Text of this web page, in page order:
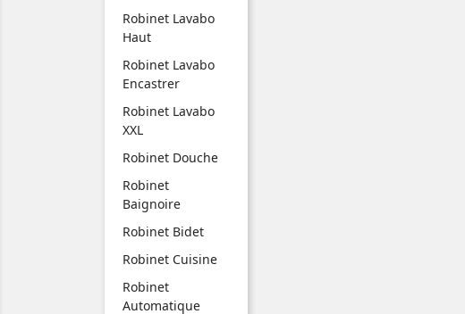
Robinet Lavabo
Haut
Robinet Lavabo
Encastrer
Robinet Lavabo
XXL
Robinet Douche
Robinet
Baignoire
Robinet Bidet
Robinet Cuisine
Robinet
Automatique